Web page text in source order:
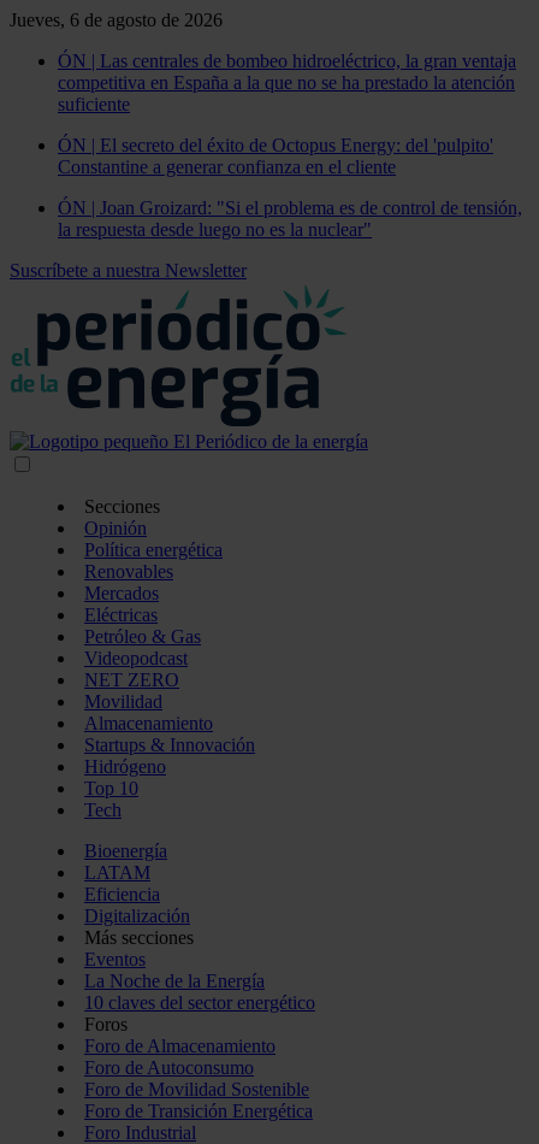
Jueves, 6 de agosto de 2026
ÓN | Las centrales de bombeo hidroeléctrico, la gran ventaja
competitiva en España a la que no se ha prestado la atención
suficiente
ÓN | El secreto del éxito de Octopus Energy: del 'pulpito'
Constantine a generar confianza en el cliente
ÓN | Joan Groizard: "Si el problema es de control de tensión,
la respuesta desde luego no es la nuclear"
Suscríbete a nuestra Newsletter
Secciones
Opinión
Política energética
Renovables
Mercados
Eléctricas
Petróleo & Gas
Videopodcast
NET ZERO
Movilidad
Almacenamiento
Startups & Innovación
Hidrógeno
Top 10
Tech
Bioenergía
LATAM
Eficiencia
Digitalización
Más secciones
Eventos
La Noche de la Energía
10 claves del sector energético
Foros
Foro de Almacenamiento
Foro de Autoconsumo
Foro de Movilidad Sostenible
Foro de Transición Energética
Foro Industrial